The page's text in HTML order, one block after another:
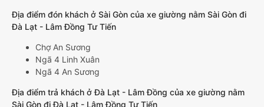
Địa điểm đón khách ở Sài Gòn của xe giường nằm Sài Gòn đi
Đà Lạt - Lâm Đồng Tư Tiến
Chợ An Sương
Ngã 4 Linh Xuân
Ngã 4 An Sương
Địa điểm trả khách ở Đà Lạt - Lâm Đồng của xe giường nằm
Sài Gòn đi Đà Lạt - Lâm Đồng Tư Tiến